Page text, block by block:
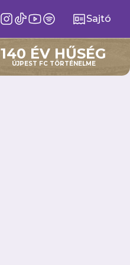
Sajtó
140 ÉV HŰSÉG
ÚJPEST FC TÖRTÉNELME